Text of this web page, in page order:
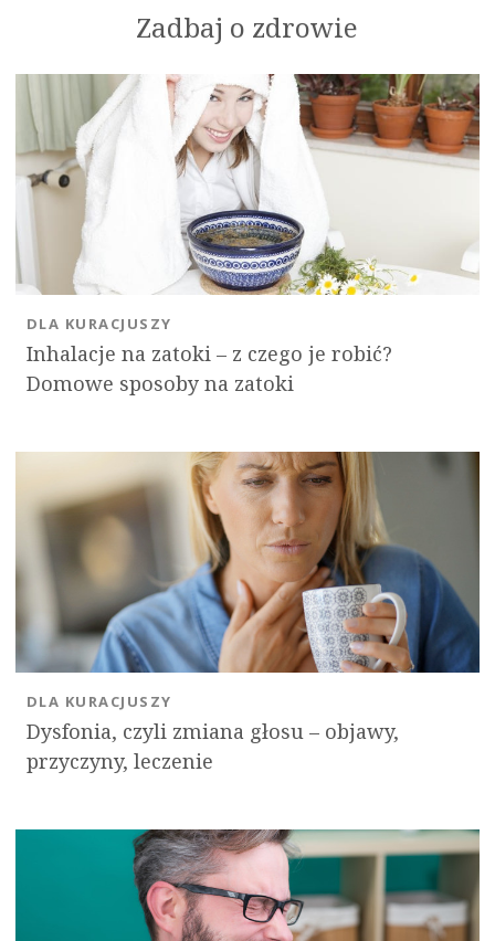
Zadbaj o zdrowie
Inhalacje na zatoki – z czego je robić?
Domowe sposoby na zatoki
DLA KURACJUSZY
Dysfonia, czyli zmiana głosu – objawy,
przyczyny, leczenie
DLA KURACJUSZY